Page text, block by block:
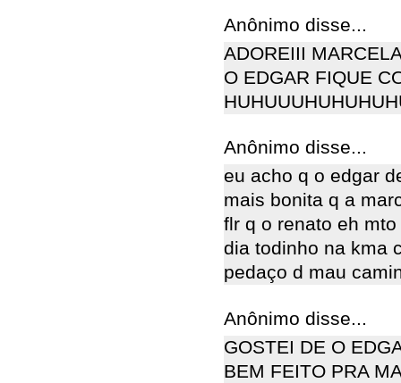
Anônimo disse...
ADOREIII
O EDGAR FIQUE
Anônimo disse...
eu acho q o edgar
mais bonita q a
flr q o renato eh
dia todinho na kma
pedaço d mau
Anônimo disse...
GOSTEI DE O
BEM FEITO PRA